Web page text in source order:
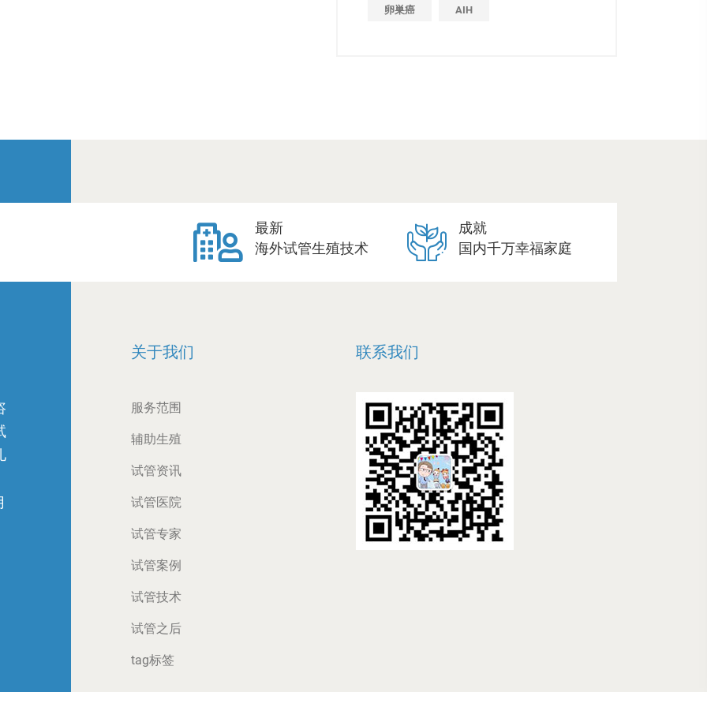
卵巣癌 AIH
最新
海外试管生殖技术
成就
国内千万幸福家庭
关于我们
服务范围
辅助生殖
试管资讯
试管医院
试管专家
试管案例
试管技术
试管之后
tag标签
联系我们